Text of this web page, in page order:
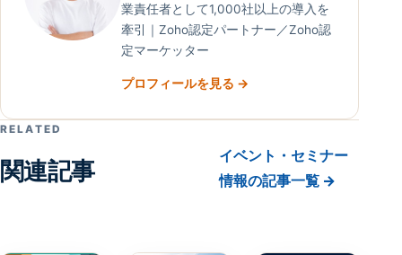
業責任者として1,000社以上の導入を
牽引｜Zoho認定パートナー／Zoho認
定マーケッター
プロフィールを見る →
RELATED
関連記事
イベント・セミナー
情報の記事一覧 →